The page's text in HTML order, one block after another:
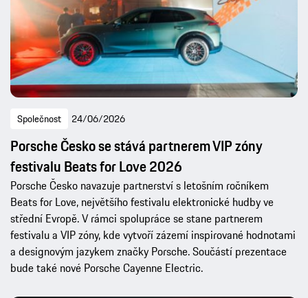
Společnost 24/06/2026
Porsche Česko se stává partnerem VIP zóny
festivalu Beats for Love 2026
Porsche Česko navazuje partnerství s letošním ročníkem
Beats for Love, největšího festivalu elektronické hudby ve
střední Evropě. V rámci spolupráce se stane partnerem
festivalu a VIP zóny, kde vytvoří zázemí inspirované hodnotami
a designovým jazykem značky Porsche. Součástí prezentace
bude také nové Porsche Cayenne Electric.